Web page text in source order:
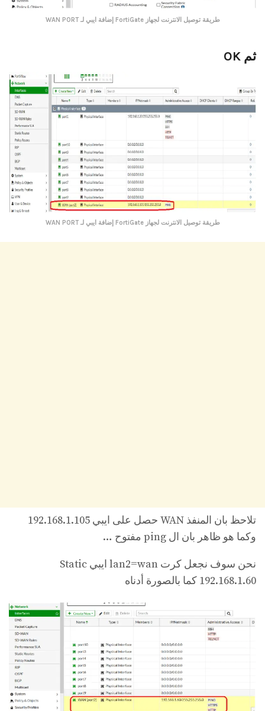
طريقة توصيل الانترنت لجهاز FortiGate إضافة ايبي لـ WAN PORT
ثم OK
طريقة توصيل الانترنت لجهاز FortiGate إضافة ايبي لـ WAN PORT
تلاحظ بان المنفذ WAN حصل على ايبي 192.168.1.105
وكما هو ظاهر بان ال ping مفتوح …
نحن سوف نجعل كرت lan2=wan ايبي Static
192.168.1.60 كما بالصورة أدناه